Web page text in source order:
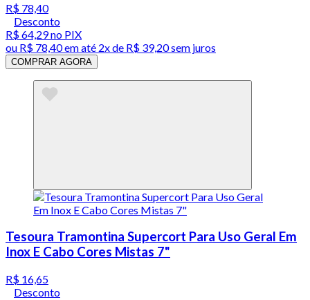
R$ 78,40
Desconto
R$ 64,29no PIX
ou R$ 78,40em até 2x de R$ 39,20 sem juros
COMPRAR AGORA
Tesoura Tramontina Supercort Para Uso Geral Em
Inox E Cabo Cores Mistas 7"
R$ 16,65
Desconto